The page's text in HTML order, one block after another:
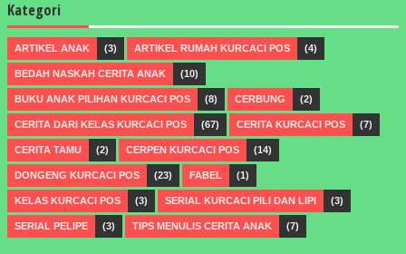
Kategori
ARTIKEL ANAK (3) ARTIKEL RUMAH KURCACI POS (4)
BEDAH NASKAH CERITA ANAK (10)
BUKU ANAK PILIHAN KURCACI POS (8) CERBUNG (2)
CERITA DARI KELAS KURCACI POS (67) CERITA KURCACI POS (7)
CERITA TAMU (2) CERPEN KURCACI POS (14)
DONGENG KURCACI POS (23) FABEL (1)
KELAS KURCACI POS (3) SERIAL KURCACI PILI DAN LIPI (3)
SERIAL PELIPE (3) TIPS MENULIS CERITA ANAK (7)